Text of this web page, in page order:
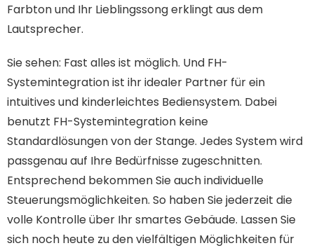
Farbton und Ihr Lieblingssong erklingt aus dem
Lautsprecher.
Sie sehen: Fast alles ist möglich. Und FH-
Systemintegration ist ihr idealer Partner für ein
intuitives und kinderleichtes Bediensystem. Dabei
benutzt FH-Systemintegration keine
Standardlösungen von der Stange. Jedes System wird
passgenau auf Ihre Bedürfnisse zugeschnitten.
Entsprechend bekommen Sie auch individuelle
Steuerungsmöglichkeiten. So haben Sie jederzeit die
volle Kontrolle über Ihr smartes Gebäude. Lassen Sie
sich noch heute zu den vielfältigen Möglichkeiten für